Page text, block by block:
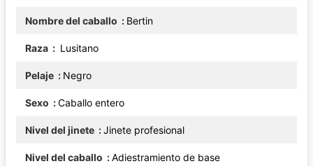
Nombre del caballo Bertin
Raza Lusitano
Pelaje Negro
Sexo Caballo entero
Nivel del jinete Jinete profesional
Nivel del caballo Adiestramiento de base